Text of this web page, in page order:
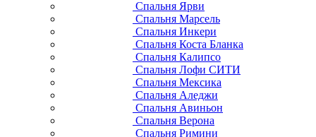
Спальня Ярви
Спальня Марсель
Спальня Инкери
Спальня Коста Бланка
Спальня Калипсо
Спальня Лофи СИТИ
Спальня Мексика
Спальня Аледжи
Спальня Авиньон
Спальня Верона
Спальня Римини